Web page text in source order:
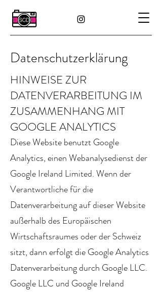
Datenschutzerklärung
HINWEISE ZUR
DATENVERARBEITUNG IM
ZUSAMMENHANG MIT
GOOGLE ANALYTICS
Diese Website benutzt Google
Analytics, einen Webanalysedienst der
Google Ireland Limited. Wenn der
Verantwortliche für die
Datenverarbeitung auf dieser Website
außerhalb des Europäischen
Wirtschaftsraumes oder der Schweiz
sitzt, dann erfolgt die Google Analytics
Datenverarbeitung durch Google LLC.
Google LLC und Google Ireland